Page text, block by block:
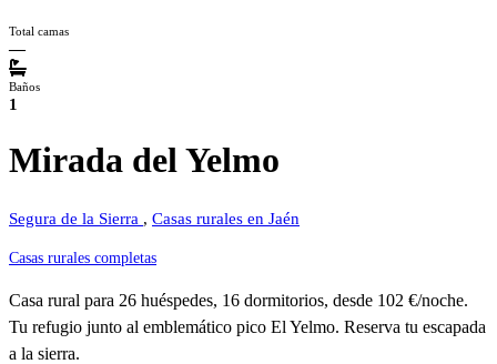
Total camas
—
Baños
1
Mirada del Yelmo
Segura de la Sierra , Casas rurales en Jaén
Casas rurales completas
Casa rural para 26 huéspedes, 16 dormitorios, desde 102 €/noche.
Tu refugio junto al emblemático pico El Yelmo. Reserva tu escapada
a la sierra.